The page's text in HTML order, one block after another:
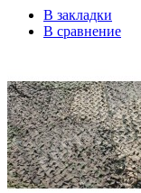
В закладки
В сравнение